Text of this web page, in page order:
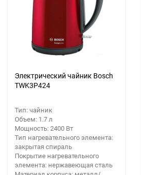
еще 12 фото
Электрический чайник Bosch
TWK3P424
Тип: чайник
Объем: 1.7 л
Мощность: 2400 Вт
Тип нагревательного элемента:
закрытая спираль
Покрытие нагревательного
элемента: нержавеющая сталь